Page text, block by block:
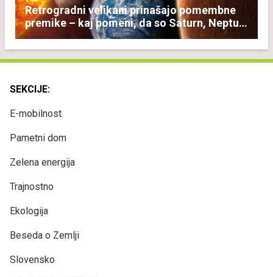
Retrogradni velikani prinašajo pomembne
premike – kaj pomeni, da so Saturn, Neptun
in Pluton hkrati retrogradni?
SEKCIJE:
E-mobilnost
Pametni dom
Zelena energija
Trajnostno
Ekologija
Beseda o Zemlji
Slovensko